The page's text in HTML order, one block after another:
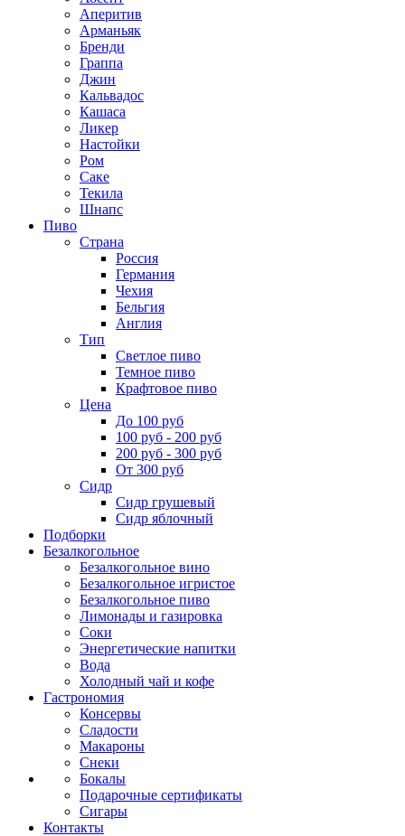
Аперитив
Арманьяк
Бренди
Граппа
Джин
Кальвадос
Кашаса
Ликер
Настойки
Ром
Саке
Текила
Шнапс
Пиво
Страна
Россия
Германия
Чехия
Бельгия
Англия
Тип
Светлое пиво
Темное пиво
Крафтовое пиво
Цена
До 100 руб
100 руб - 200 руб
200 руб - 300 руб
От 300 руб
Сидр
Сидр грушевый
Сидр яблочный
Подборки
Безалкогольное
Безалкогольное вино
Безалкогольное игристое
Безалкогольное пиво
Лимонады и газировка
Соки
Энергетические напитки
Вода
Холодный чай и кофе
Гастрономия
Консервы
Сладости
Макароны
Снеки
Бокалы
Подарочные сертификаты
Сигары
Контакты